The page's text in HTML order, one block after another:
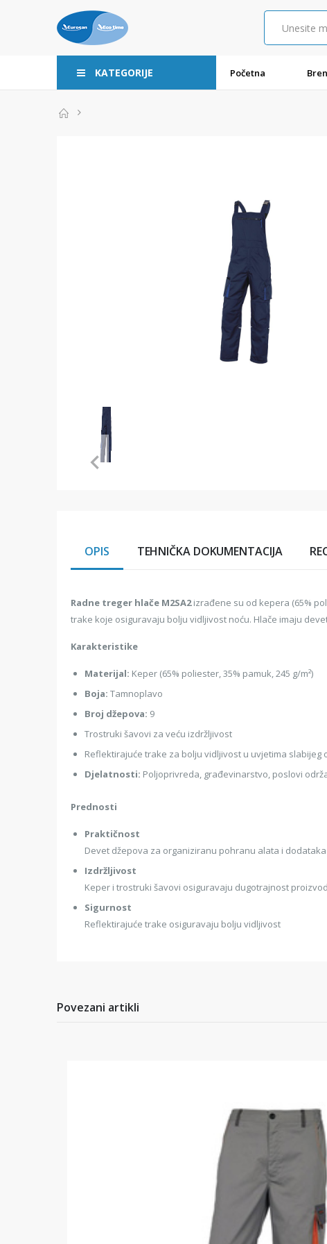
KATEGORIJE Početna
Item
OPIS TEHNIČKA DOKUMENTACIJA
Radne treger hlače M2SA2izrađene su od kepera (65%
trake koje osiguravaju bolju vidljivost noću. Hlače imaju
Karakteristike
Materijal: Keper (65% poliester, 35% pamuk, 245 g/m²)
Boja: Tamnoplavo
Broj džepova: 9
Trostruki šavovi za veću izdržljivost
Reflektirajuće trake za bolju vidljivost u uvjetima slabijeg
Djelatnosti: Poljoprivreda, građevinarstvo, poslovi
Prednosti
Praktičnost
Devet džepova za organiziranu pohranu alata i dodataka
Izdržljivost
Keper i trostruki šavovi osiguravaju dugotrajnost
Sigurnost
Reflektirajuće trake osiguravaju bolju vidljivost
Povezani artikli